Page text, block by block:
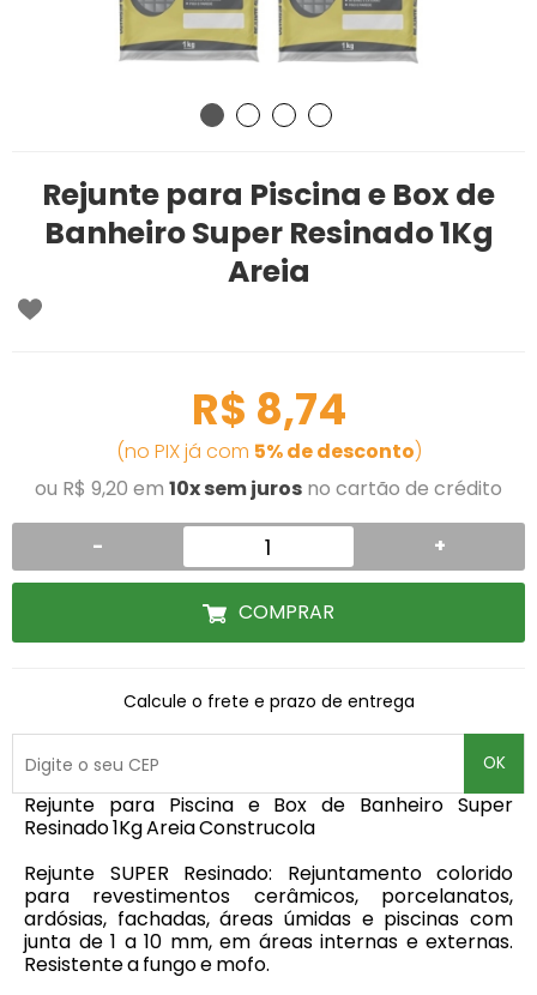
Rejunte para Piscina e Box de
Banheiro Super Resinado 1Kg
Areia
R$ 8,74
(no PIX já com 5% de desconto)
ou R$ 9,20 em 10x sem juros no cartão de crédito
- +
COMPRAR
Calcule o frete e prazo de entrega
OK
Rejunte para Piscina e Box de Banheiro Super
Resinado 1Kg Areia Construcola
Rejunte SUPER Resinado: Rejuntamento colorido
para revestimentos cerâmicos, porcelanatos,
ardósias, fachadas, áreas úmidas e piscinas com
junta de 1 a 10 mm, em áreas internas e externas.
Resistente a fungo e mofo.